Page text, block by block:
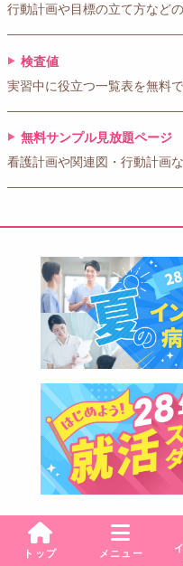
トップ メニュー
行動計画や目標の立て方など
検査値
実習中に役立つ一覧表を無料
無料サンプル見放題ページ
看護計画や関連図・行動計画
地域 から病院を探す